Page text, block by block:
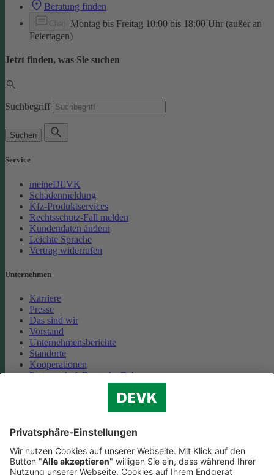
Beratung finden
Montag bis Freitag 10:00 bis 18:00 Uhr (außer an
Feiertagen)
Jetzt finden, was Sie suchen
Suchbegriff
Suchen
Service
meineDEVK
Schadenmeldung
Kfz-Produktservices
Rechtsschutz-Fall melden
Kundendaten ändern
Leichte Sprache
Vertrag widerrufen
Unternehmen
Karriere
Presse
Das sind wir
Vorstand
Unternehmensberichte
Standorte
Kooperationen
Partnerschaft Deutsche Bahn